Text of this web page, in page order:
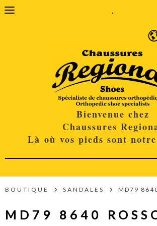
.
Bienvenue chez
Chaussures
Là où vos pieds sont
BOUTIQUE SANDALES MD79
MD79 8640